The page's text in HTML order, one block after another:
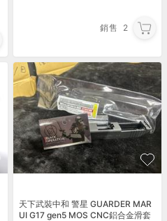
銷售 2
天下武裝中和 警星 GUARDER MAR
UI G17 gen5 MOS CNC鋁合金滑套